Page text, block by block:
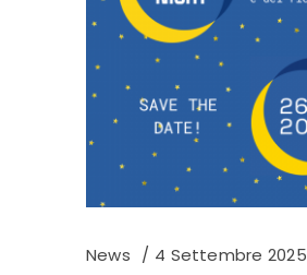
News 4 Settembre 2025